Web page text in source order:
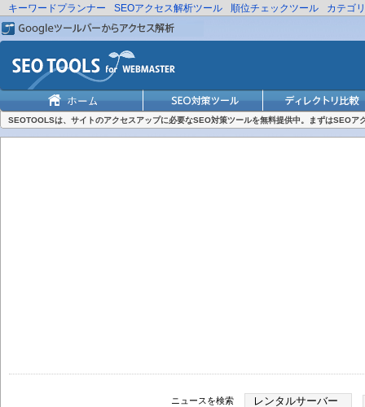
キーワードプランナー SEOアクセス解析ツール 順位チェックツール カテゴ
SEOTOOLSは、サイトのアクセスアップに必要なSEO対策ツールを無料提供中。まずはSEOア
ニュースを検索